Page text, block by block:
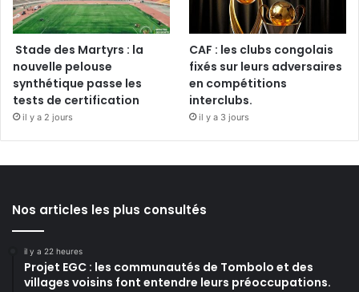
Stade des Martyrs : la
nouvelle pelouse
synthétique passe les
tests de certification
il y a 2 jours
CAF : les clubs congolais
fixés sur leurs adversaires
en compétitions
interclubs.
il y a 3 jours
Nos articles les plus consultés
il y a 22 heures
Projet EGC : les communautés de Tombolo et des
villages voisins font entendre leurs préoccupations.